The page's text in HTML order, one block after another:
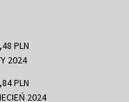
PLN
2024
PLN
2024